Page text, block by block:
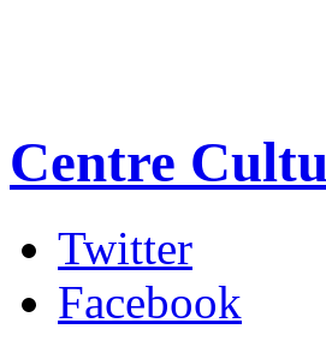
Centre
Twitter
Facebook